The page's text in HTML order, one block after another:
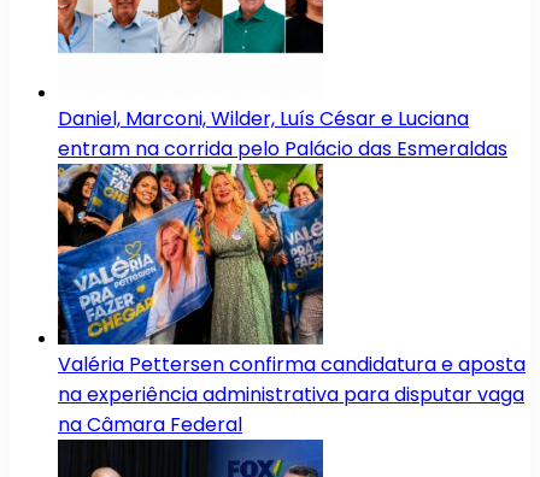
Daniel, Marconi, Wilder, Luís César e Luciana
entram na corrida pelo Palácio das Esmeraldas
Valéria Pettersen confirma candidatura e aposta
na experiência administrativa para disputar vaga
na Câmara Federal